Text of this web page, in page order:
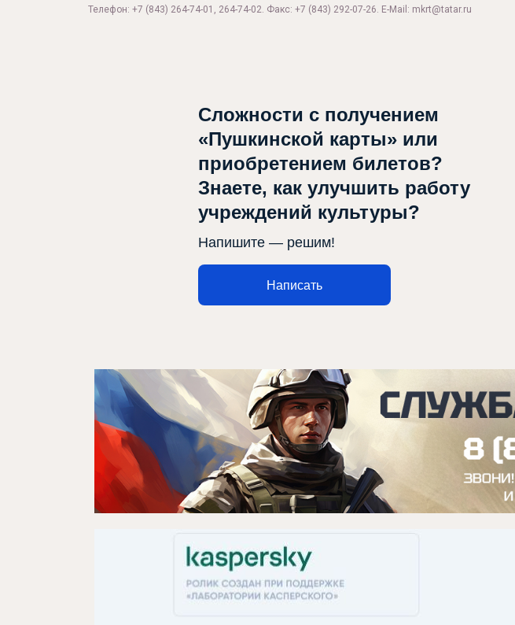
Репертуар
Проекты
Медиа
Контакты
Телефон: +7 (843) 264-74-01, 264-74-02. Факс: +7 (843) 292-07-26. E-Mail: mkrt@tatar.ru
Сложности с получением
«Пушкинской карты» или
приобретением билетов?
Знаете, как улучшить работу
учреждений культуры?
Напишите — решим!
Написать